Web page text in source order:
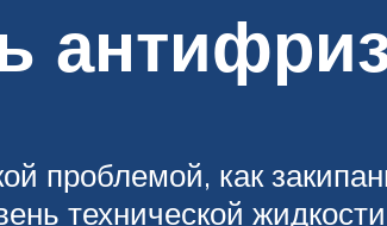
проблемой, как
технической